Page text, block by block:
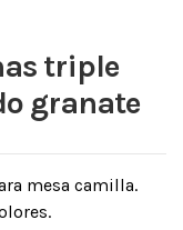
triple
granate
mesa camilla.